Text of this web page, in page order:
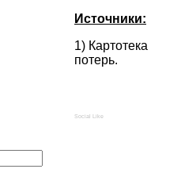
Источники:
1) Картотека
потерь.
Social Like